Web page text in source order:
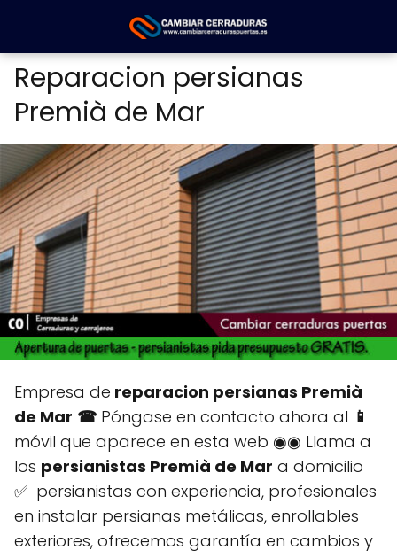
Reparacion persianas
Premià de Mar
Empresa de reparacion persianas Premià
de Mar ☎ Póngase en contacto ahora al 📱
móvil que aparece en esta web ◉◉ Llama a
los persianistas Premià de Mar a domicilio
✅ persianistas con experiencia, profesionales
en instalar persianas metálicas, enrollables
exteriores, ofrecemos garantía en cambios y